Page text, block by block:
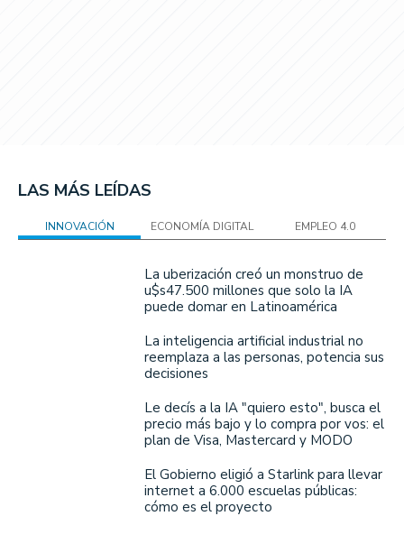
LAS MÁS LEÍDAS
INNOVACIÓN ECONOMÍA DIGITAL EMPLEO 4.0
La uberización creó un monstruo de
u$s47.500 millones que solo la IA
puede domar en Latinoamérica
La inteligencia artificial industrial no
reemplaza a las personas, potencia sus
decisiones
Le decís a la IA "quiero esto", busca el
precio más bajo y lo compra por vos: el
plan de Visa, Mastercard y MODO
El Gobierno eligió a Starlink para llevar
internet a 6.000 escuelas públicas:
cómo es el proyecto